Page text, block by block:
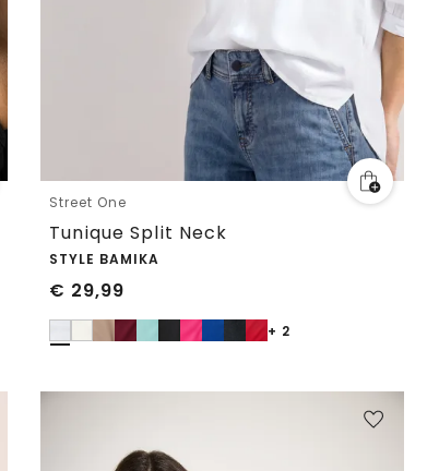
Street One
Tunique Split Neck
STYLE BAMIKA
€ 29,99
+ 2